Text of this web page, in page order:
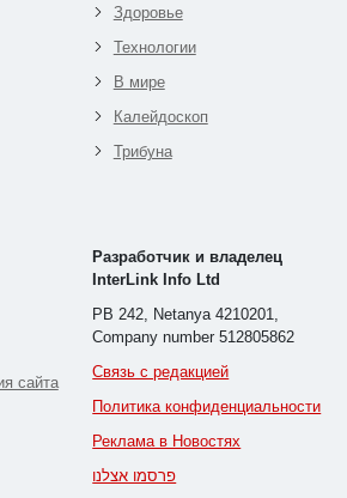
Здоровье
Технологии
В мире
Калейдоскоп
Трибуна
сайта
Разработчик и владелец
InterLink Info Ltd
PB 242, Netanya 4210201,
Company number 512805862
Связь с редакцией
Политика конфиденциальности
Реклама в Новостях
פרסמו אצלנו